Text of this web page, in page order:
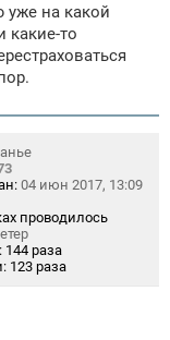
на какой
какие-то
04 июн 2017, 13:09
проводилось
144 раза
123 раза